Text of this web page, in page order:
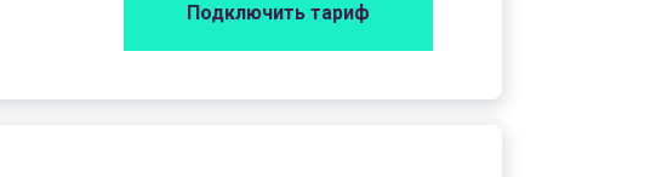
Подключить тариф